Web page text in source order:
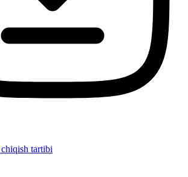
tartibi